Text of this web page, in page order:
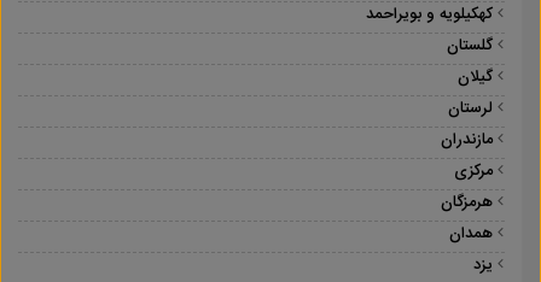
کهکیلویه و بویراحمد
گلستان
گیلان
لرستان
مازندران
مرکزی
هرمزگان
همدان
یزد